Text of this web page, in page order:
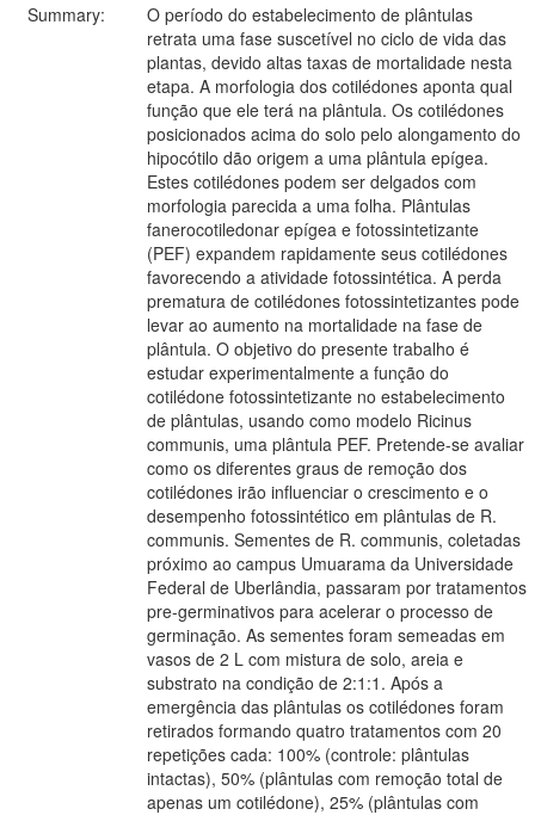
Summary:
O período do estabelecimento de plântulas
retrata uma fase suscetível no ciclo de vida das
plantas, devido altas taxas de mortalidade nesta
etapa. A morfologia dos cotilédones aponta qual
função que ele terá na plântula. Os cotilédones
posicionados acima do solo pelo alongamento do
hipocótilo dão origem a uma plântula epígea.
Estes cotilédones podem ser delgados com
morfologia parecida a uma folha. Plântulas
fanerocotiledonar epígea e fotossintetizante
(PEF) expandem rapidamente seus cotilédones
favorecendo a atividade fotossintética. A perda
prematura de cotilédones fotossintetizantes pode
levar ao aumento na mortalidade na fase de
plântula. O objetivo do presente trabalho é
estudar experimentalmente a função do
cotilédone fotossintetizante no estabelecimento
de plântulas, usando como modelo Ricinus
communis, uma plântula PEF. Pretende-se avaliar
como os diferentes graus de remoção dos
cotilédones irão influenciar o crescimento e o
desempenho fotossintético em plântulas de R.
communis. Sementes de R. communis, coletadas
próximo ao campus Umuarama da Universidade
Federal de Uberlândia, passaram por tratamentos
pre-germinativos para acelerar o processo de
germinação. As sementes foram semeadas em
vasos de 2 L com mistura de solo, areia e
substrato na condição de 2:1:1. Após a
emergência das plântulas os cotilédones foram
retirados formando quatro tratamentos com 20
repetições cada: 100% (controle: plântulas
intactas), 50% (plântulas com remoção total de
apenas um cotilédone), 25% (plântulas com